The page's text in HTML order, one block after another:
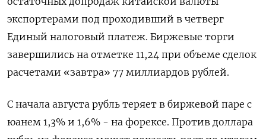
экспортерами под проходивший в четверг
Единый налоговый платеж. Биржевые торги
завершились на отметке 11,24 при объеме сделок
расчетами «завтра» 77 миллиардов рублей.
С начала августа рубль теряет в биржевой паре с
юанем 1,3% и 1,6% - на форексе. Против доллара